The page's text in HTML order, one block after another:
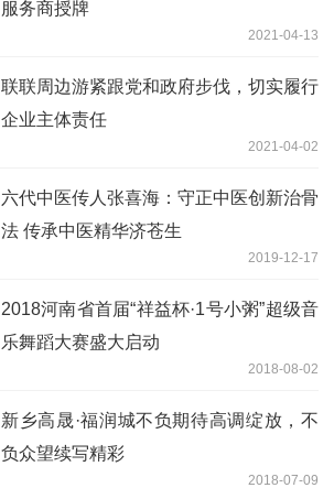
服务商授牌
2021-04-13
联联周边游紧跟党和政府步伐，切实履行
企业主体责任
2021-04-02
六代中医传人张喜海：守正中医创新治骨
法 传承中医精华济苍生
2019-12-17
2018河南省首届“祥益杯·1号小粥”超级音
乐舞蹈大赛盛大启动
2018-08-02
新乡高晟·福润城不负期待高调绽放，不
负众望续写精彩
2018-07-09